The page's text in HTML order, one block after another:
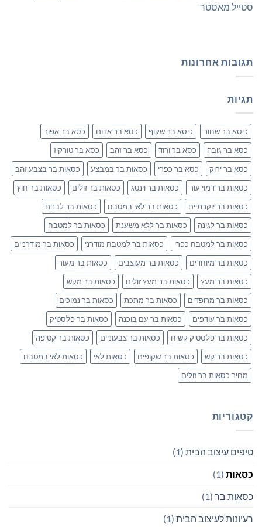
סטייל מאסטר
תגובות אחרונות
תגיות
כיסא בר שחור כיסא בר שקוף כסא בר אדום
כסא בר אפור
כסא בר גובה
כסא בר ורוד כסא בר זהב
כסא בר טורקיז
כסא בר ירוק
כסא בר כפרי כסאות בר במבצע
כסאות בר בצבע זהב
כסאות בר דמוי עור
כסאות בר וינטג כסאות בר זולים
כסאות בר חוץ
כסאות בר יוקרתיים
כסאות בר לאי במטבח
כסאות בר לבנים
כסאות בר לגינה
כסאות בר ללא משענת
כסאות בר למטבח
כסאות בר למטבח כפרי
כסאות בר למטבח מודרני
כסאות בר מודרניים
כסאות בר מיוחדים
כסאות בר מעוצבים
כסאות בר מעור
כסאות בר מעץ
כסאות בר מעץ זולים
כסאות בר מקש
כסאות בר מרופדים
כסאות בר מתכת
כסאות בר נמוכים
כסאות בר עודפים
כסאות בר עם בוכנה
כסאות בר פלסטיק
כסאות בר פלסטיק קשיח
כסאות בר צבעוניים
כסאות בר קטיפה
כסאות בר קש
כסאות בר שקופים כסאות לאי
כסאות לאי במטבח
מחיר כסאות בר זולים
קטגוריות
טיפים עיצוב הבית (1)
כסאות (1)
כסאות בר (1)
רעיונות לעיצוב הבית (1)